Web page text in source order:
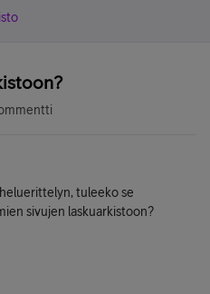
tuleeko se
sivujen laskuarkistoon?